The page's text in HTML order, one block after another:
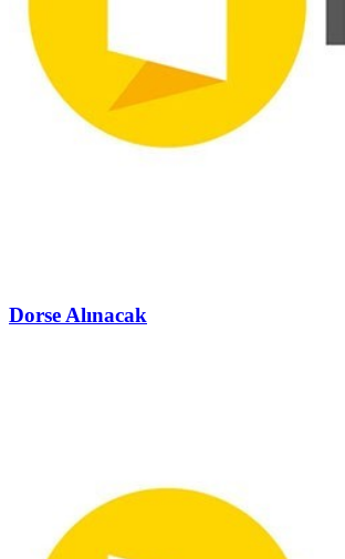
Dorse Alınacak